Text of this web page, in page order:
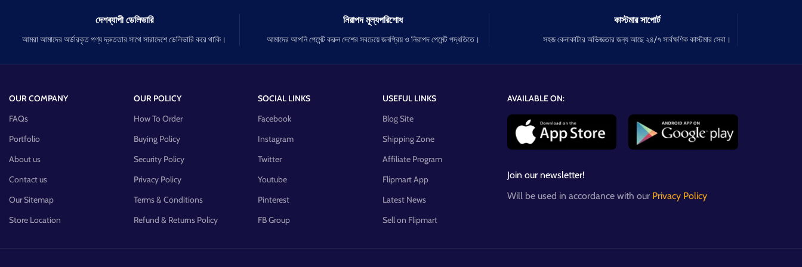
দেশব্যাপী ডেলিভারি
আমরা আমাদের অর্ডারকৃত পণ্য দ্রুততার সাথে সারাদেশে ডেলিভারি করে থাকি।
নিরাপদ মূল্যপরিশোধ
আমাদের আপনি পেমেন্ট করুন দেশের সবচেয়ে জনপ্রিয় ও নিরাপদ পেমেন্ট পদ্ধতিতে।
কাস্টমার সাপোর্ট
সহজ কেনাকাটার অভিজ্ঞতার জন্য আছে ২৪/৭ সার্বক্ষণিক কাস্টমার সেবা।
OUR COMPANY
FAQs
Portfolio
About us
Contact us
Our Sitemap
Store Location
OUR POLICY
How To Order
Buying Policy
Security Policy
Privacy Policy
Terms & Conditions
Refund & Returns Policy
SOCIAL LINKS
Facebook
Instagram
Twitter
Youtube
Pinterest
FB Group
USEFUL LINKS
Blog Site
Shipping Zone
Affiliate Program
Flipmart App
Latest News
Sell on Flipmart
AVAILABLE ON:
Join our newsletter!
Will be used in accordance with our Privacy Policy